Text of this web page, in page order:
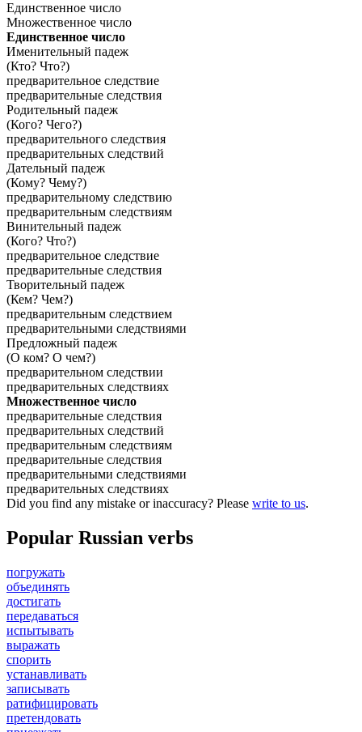
Единственное число
Множественное число
Единственное число
Именительный падеж
(Кто? Что?)
предварительное следствие
предварительные следствия
Родительный падеж
(Кого? Чего?)
предварительного следствия
предварительных следствий
Дательный падеж
(Кому? Чему?)
предварительному следствию
предварительным следствиям
Винительный падеж
(Кого? Что?)
предварительное следствие
предварительные следствия
Творительный падеж
(Кем? Чем?)
предварительным следствием
предварительными следствиями
Предложный падеж
(О ком? О чем?)
предварительном следствии
предварительных следствиях
Множественное число
предварительные следствия
предварительных следствий
предварительным следствиям
предварительные следствия
предварительными следствиями
предварительных следствиях
Did you find any mistake or inaccuracy? Please write to us.
Popular Russian verbs
погружать
объединять
достигать
передаваться
испытывать
выражать
спорить
устанавливать
записывать
ратифицировать
претендовать